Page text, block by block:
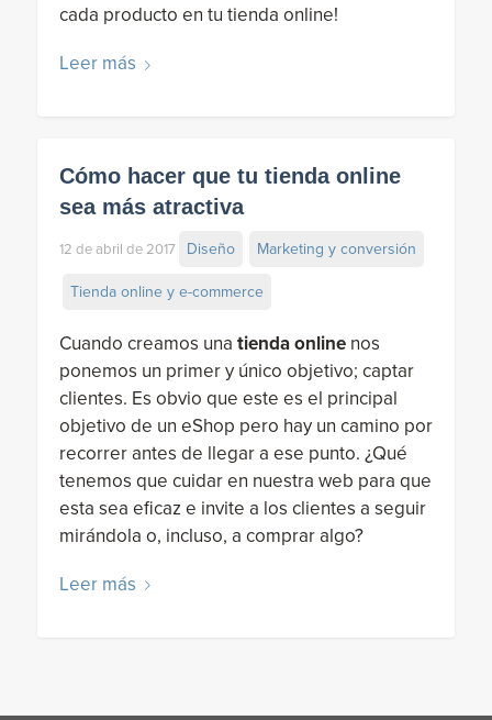
cada producto en tu tienda online!
Leer más
Cómo hacer que tu tienda online
sea más atractiva
12 de abril de 2017 Diseño Marketing y conversión
Tienda online y e-commerce
Cuando creamos una tienda onlinenos
ponemos un primer y único objetivo; captar
clientes. Es obvio que este es el principal
objetivo de un eShop pero hay un camino por
recorrer antes de llegar a ese punto. ¿Qué
tenemos que cuidar en nuestra web para que
esta sea eficaz e invite a los clientes a seguir
mirándola o, incluso, a comprar algo?
Leer más